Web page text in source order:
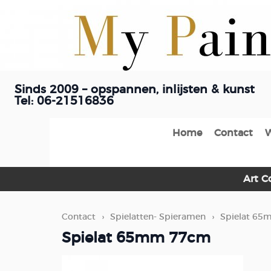
Sinds 2009 – opspannen, inlijsten & kunst
Tel: 06-21516836
Home Contact
Art
Contact › Spielatten- Spieramen › Spielat
Spielat 65mm 77cm